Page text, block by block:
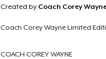
Created by Coach Corey
Coach Corey Wayne Limited
COACH COREY WAYNE